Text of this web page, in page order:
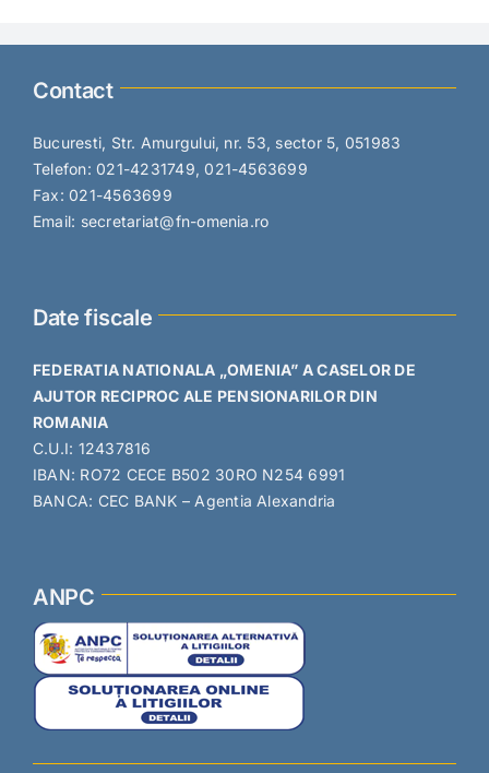
Contact
Bucuresti, Str. Amurgului, nr. 53, sector 5, 051983
Telefon: 021-4231749, 021-4563699
Fax: 021-4563699
Email: secretariat@fn-omenia.ro
Date fiscale
FEDERATIA NATIONALA „OMENIA” A CASELOR DE
AJUTOR RECIPROC ALE PENSIONARILOR DIN
ROMANIA
C.U.I: 12437816
IBAN: RO72 CECE B502 30RO N254 6991
BANCA: CEC BANK – Agentia Alexandria
ANPC